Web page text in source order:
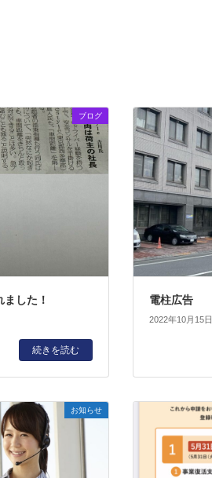
ブログ
した！
続きを読む
電柱広告
2022年10月15日
お知らせ